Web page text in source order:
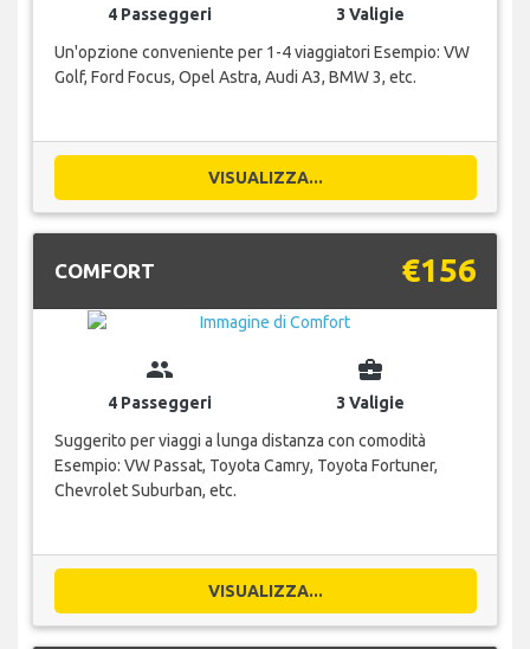
4 Passeggeri
3 Valigie
Un'opzione conveniente per 1-4 viaggiatori Esempio: VW
Golf, Ford Focus, Opel Astra, Audi A3, BMW 3, etc.
VISUALIZZA...
COMFORT €156
group
4 Passeggeri
business_center
3 Valigie
Suggerito per viaggi a lunga distanza con comodità
Esempio: VW Passat, Toyota Camry, Toyota Fortuner,
Chevrolet Suburban, etc.
VISUALIZZA...